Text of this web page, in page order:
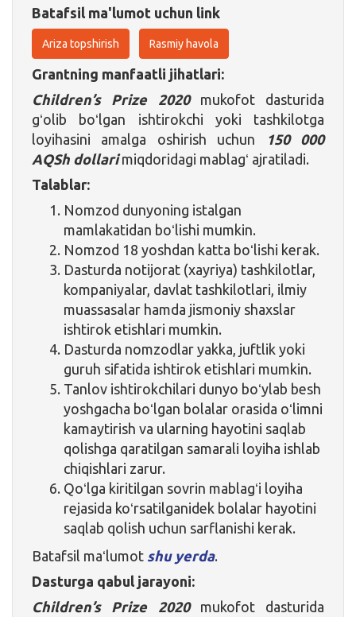
Batafsil ma'lumot uchun link
Ariza topshirish Rasmiy havola
Grantning manfaatli jihatlari:
Children’s Prize 2020 mukofot dasturida
gʻolib boʻlgan ishtirokchi yoki tashkilotga
loyihasini amalga oshirish uchun
150 000
AQSh dollarimiqdoridagi mablagʻ ajratiladi.
Talablar:
Nomzod dunyoning istalgan
mamlakatidan boʻlishi mumkin.
Nomzod 18 yoshdan katta boʻlishi kerak.
Dasturda notijorat (xayriya) tashkilotlar,
kompaniyalar, davlat tashkilotlari, ilmiy
muassasalar hamda jismoniy shaxslar
ishtirok etishlari mumkin.
Dasturda nomzodlar yakka, juftlik yoki
guruh sifatida ishtirok etishlari mumkin.
Tanlov ishtirokchilari dunyo boʻylab besh
yoshgacha boʻlgan bolalar orasida oʻlimni
kamaytirish va ularning hayotini saqlab
qolishga qaratilgan samarali loyiha ishlab
chiqishlari zarur.
Qoʻlga kiritilgan sovrin mablagʻi loyiha
rejasida koʻrsatilganidek bolalar hayotini
saqlab qolish uchun sarflanishi kerak.
Batafsil maʻlumot shu yerda.
Dasturga qabul jarayoni:
Children’s Prize 2020 mukofot dasturida